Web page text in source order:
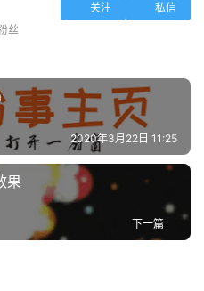
关注
私信
丝
2020年3月22日 11:25
果
下一篇